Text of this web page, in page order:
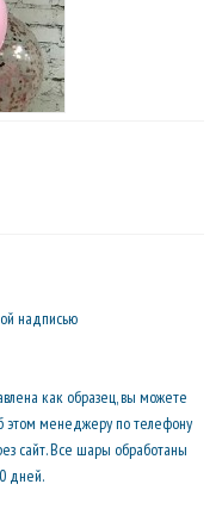
надписью
как образец, вы можете
этом менеджеру по телефону
сайт. Все шары обработаны
дней.